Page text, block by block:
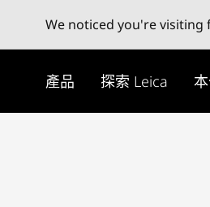
We noticed you're visiting
content
產品 探索 Leica